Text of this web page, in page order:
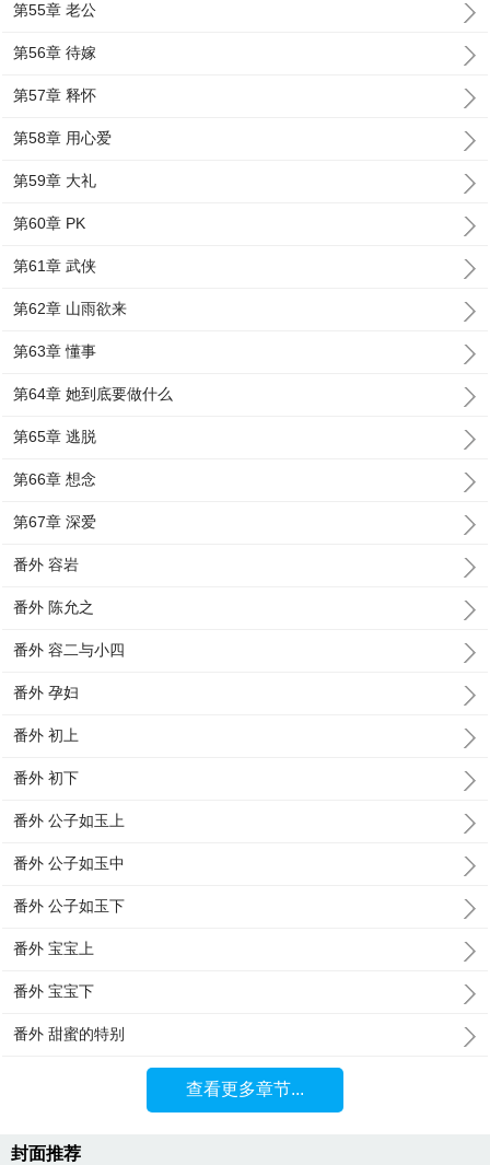
第55章 老公
第56章 待嫁
第57章 释怀
第58章 用心爱
第59章 大礼
第60章 PK
第61章 武侠
第62章 山雨欲来
第63章 懂事
第64章 她到底要做什么
第65章 逃脱
第66章 想念
第67章 深爱
番外 容岩
番外 陈允之
番外 容二与小四
番外 孕妇
番外 初上
番外 初下
番外 公子如玉上
番外 公子如玉中
番外 公子如玉下
番外 宝宝上
番外 宝宝下
番外 甜蜜的特别
查看更多章节...
封面推荐